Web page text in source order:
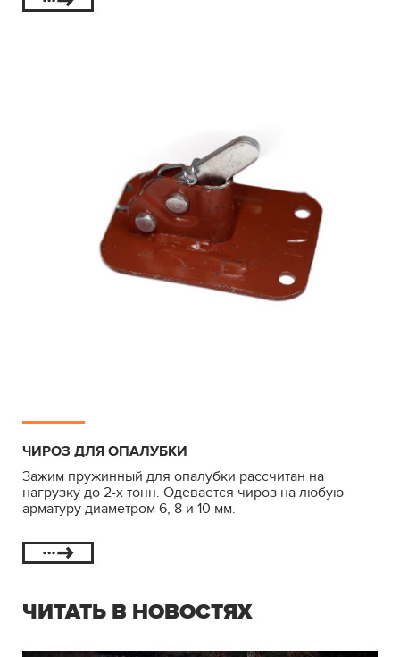
ЧИРОЗ ДЛЯ ОПАЛУБКИ
Зажим пружинный для опалубки рассчитан на
нагрузку до 2-х тонн. Одевается чироз на любую
арматуру диаметром 6, 8 и 10 мм.
ЧИТАТЬ В НОВОСТЯХ